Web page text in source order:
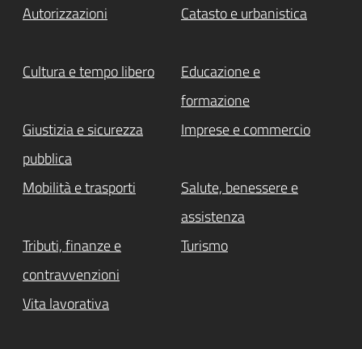
Autorizzazioni Catasto e urbanistica
Cultura e tempo libero
Educazione e
formazione
Giustizia e sicurezza
pubblica
Imprese e commercio
Mobilità e trasporti
Salute, benessere e
assistenza
Tributi, finanze e
contravvenzioni
Turismo
Vita lavorativa